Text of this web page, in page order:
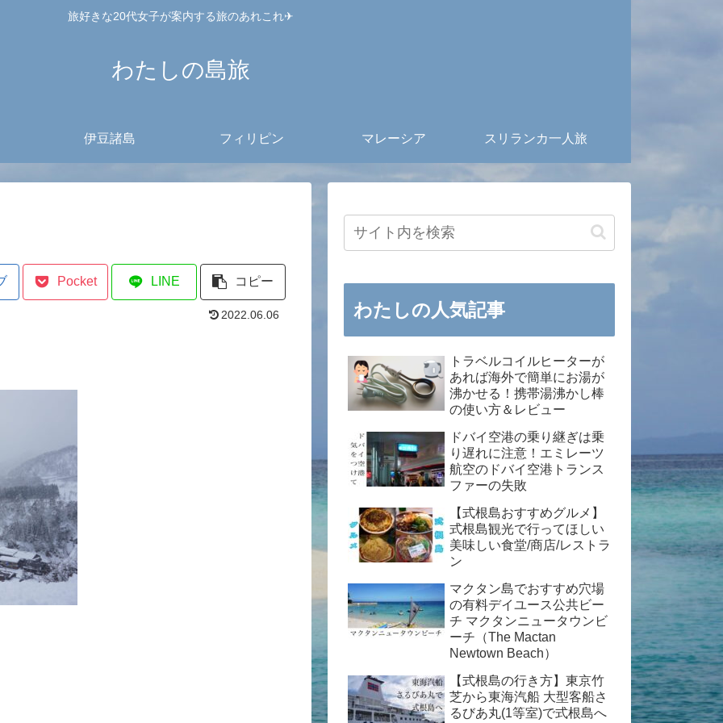
旅好きな20代女子が案内する旅のあれこれ✈︎
わたしの島旅
伊豆諸島 フィリピン マレーシア スリランカ一人旅
Pocket LINE コピー
2022.06.06 わたしの人気記事
トラベルコイルヒーターが
あれば海外で簡単にお湯が
沸かせる！携帯湯沸かし棒
の使い方＆レビュー
ドバイ空港の乗り継ぎは乗
り遅れに注意！エミレーツ
航空のドバイ空港トランス
ファーの失敗
【式根島おすすめグルメ】
式根島観光で行ってほしい
美味しい食堂/商店/レストラ
ン
マクタン島でおすすめ穴場
の有料デイユース公共ビー
チ マクタンニュータウンビ
ーチ（The Mactan
Newtown Beach）
【式根島の行き方】東京竹
芝から東海汽船 大型客船さ
るびあ丸(1等室)で式根島へ